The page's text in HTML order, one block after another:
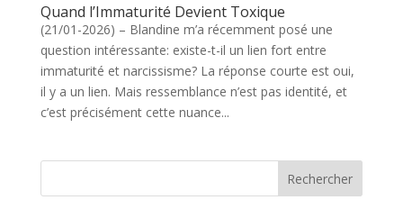
Quand l’Immaturité Devient Toxique
(21/01-2026) – Blandine m’a récemment posé une
question intéressante: existe-t-il un lien fort entre
immaturité et narcissisme? La réponse courte est oui,
il y a un lien. Mais ressemblance n’est pas identité, et
c’est précisément cette nuance...
Rechercher